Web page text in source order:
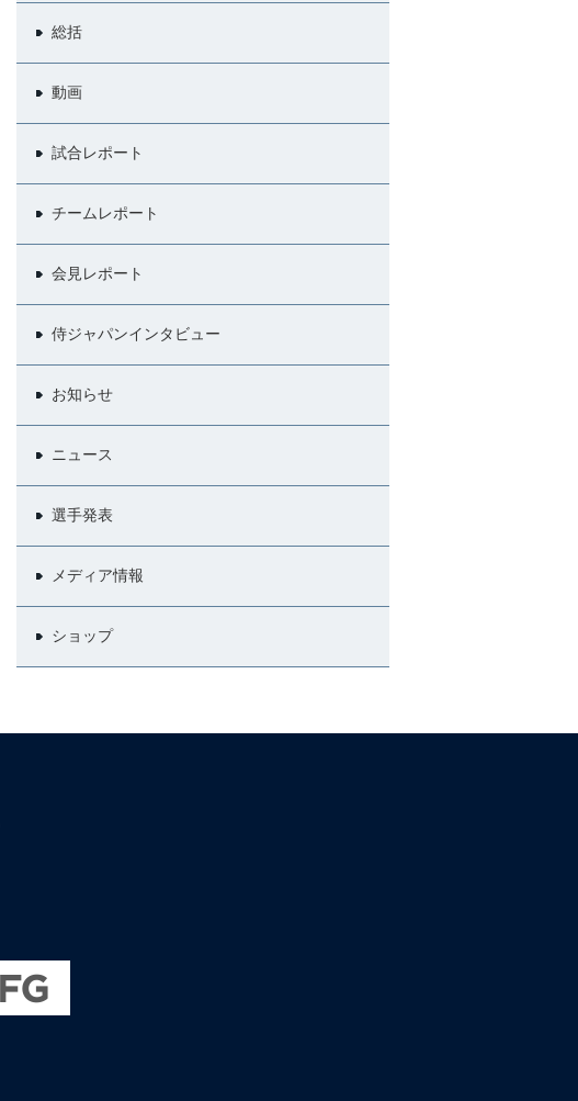
総括
動画
試合レポート
チームレポート
会見レポート
侍ジャパンインタビュー
お知らせ
ニュース
選手発表
メディア情報
ショップ